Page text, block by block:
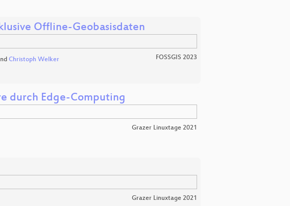
Offline-Geobasisdaten
Christoph Welker FOSSGIS 2023
durch Edge-Computing
Grazer Linuxtage 2021
Grazer Linuxtage 2021